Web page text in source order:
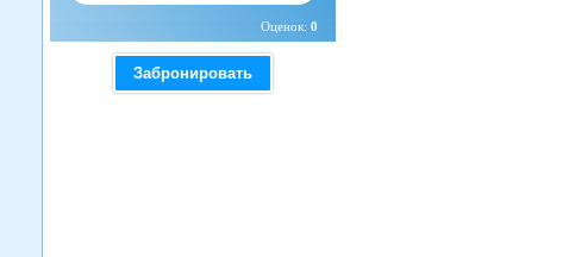
Оценок: 0
Забронировать